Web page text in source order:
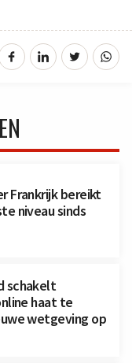
Frankrijk bereikt
niveau sinds
schakelt
haat te
wetgeving op